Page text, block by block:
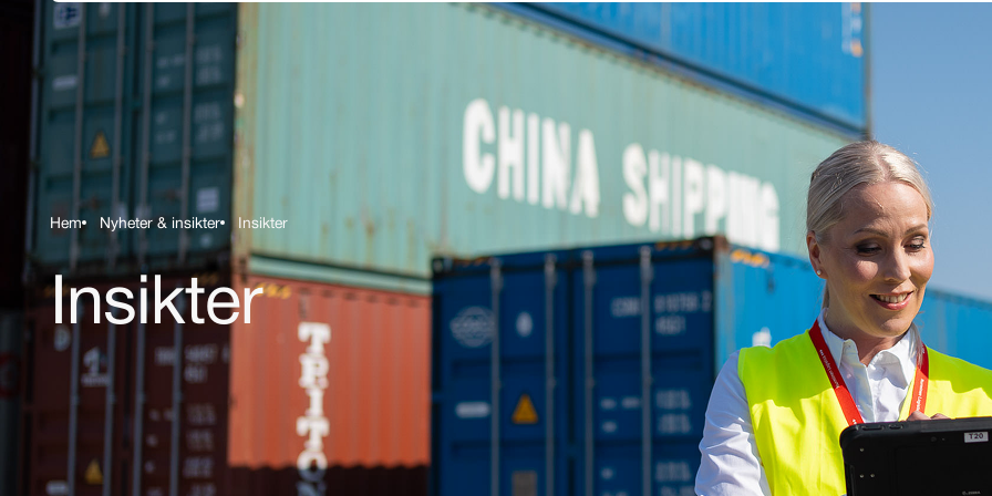
Hoppa till huvudinnehåll
Marknader Tjänster Hållbarhet
Hem Nyheter & insikter Insikter
Insikter